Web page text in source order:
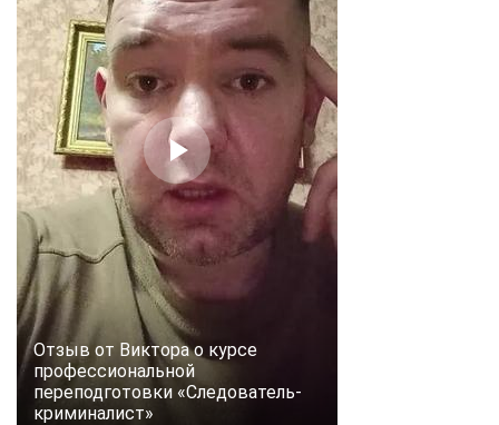
Отзыв от Виктора о курсе
профессиональной
переподготовки «Следователь-
криминалист»